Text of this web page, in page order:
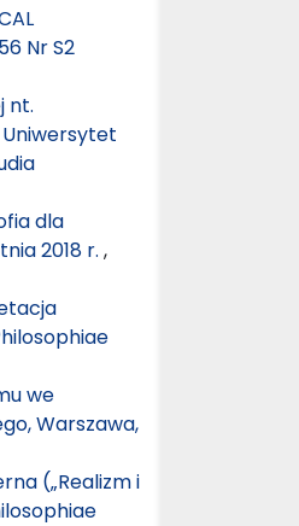
Nr S2
nt.
dla
2018 r. ,
we
Warszawa,
(„Realizm i